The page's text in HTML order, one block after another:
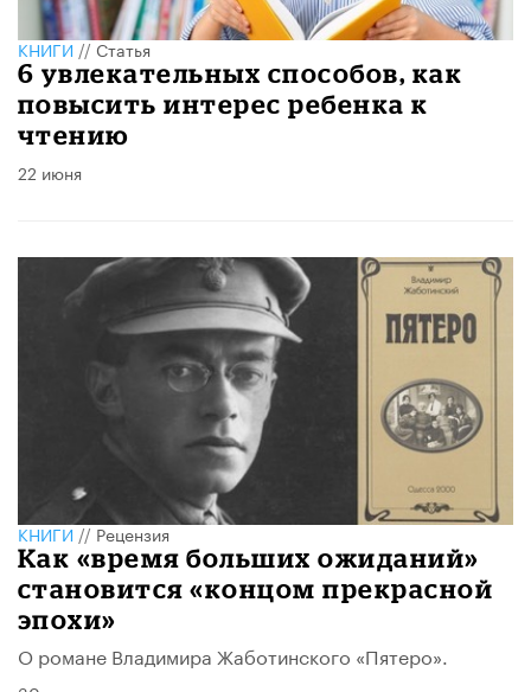
КНИГИ//Статья
6 увлекательных способов, как
повысить интерес ребенка к
чтению
22 июня
КНИГИ//Рецензия
Как «время больших ожиданий»
становится «концом прекрасной
эпохи»
О романе Владимира Жаботинского «Пятеро».